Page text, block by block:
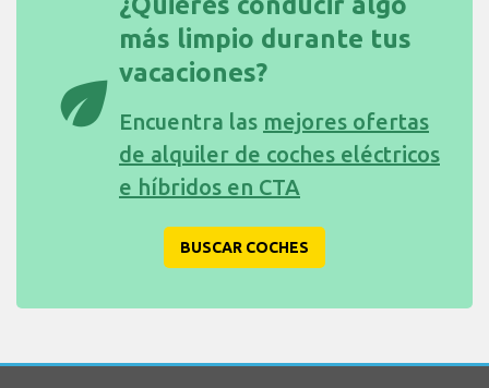
eco
más limpio durante tus
vacaciones?
Encuentra las mejores ofertas
de alquiler de coches eléctricos
e híbridos en CTA
BUSCAR COCHES